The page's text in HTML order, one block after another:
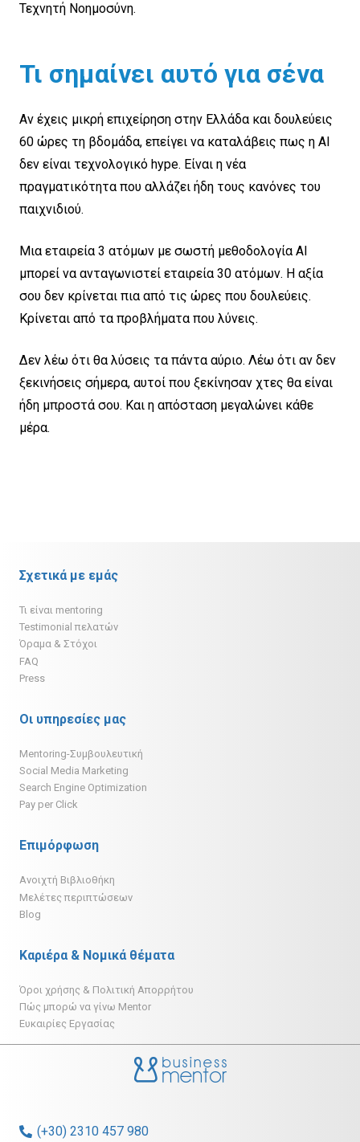
Τεχνητή Νοημοσύνη.
Τι σημαίνει αυτό για σένα
Αν έχεις μικρή επιχείρηση στην Ελλάδα και δουλεύεις
60 ώρες τη βδομάδα, επείγει να καταλάβεις πως η AI
δεν είναι τεχνολογικό hype. Είναι η νέα
πραγματικότητα που αλλάζει ήδη τους κανόνες του
παιχνιδιού.
Μια εταιρεία 3 ατόμων με σωστή μεθοδολογία AI
μπορεί να ανταγωνιστεί εταιρεία 30 ατόμων. Η αξία
σου δεν κρίνεται πια από τις ώρες που δουλεύεις.
Κρίνεται από τα προβλήματα που λύνεις.
Δεν λέω ότι θα λύσεις τα πάντα αύριο. Λέω ότι αν δεν
ξεκινήσεις σήμερα, αυτοί που ξεκίνησαν χτες θα είναι
ήδη μπροστά σου. Και η απόσταση μεγαλώνει κάθε
μέρα.
Σχετικά με εμάς
Τι είναι mentoring
Testimonial πελατών
Όραμα & Στόχοι
FAQ
Press
Οι υπηρεσίες μας
Mentoring-Συμβουλευτική
Social Media Marketing
Search Engine Optimization
Pay per Click
Επιμόρφωση
Ανοιχτή Βιβλιοθήκη
Μελέτες περιπτώσεων
Blog
Καριέρα & Νομικά θέματα
Όροι χρήσης & Πολιτική Απορρήτου
Πώς μπορώ να γίνω Mentor
Ευκαιρίες Εργασίας
(+30) 2310 457 980